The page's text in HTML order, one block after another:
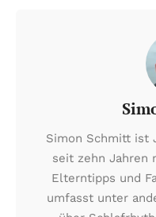
Simon Schmitt ist
seit zehn Jahren
Elterntipps und
umfasst unter